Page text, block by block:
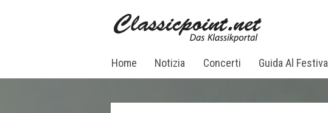
Home Notizia Concerti Guida Al Festival